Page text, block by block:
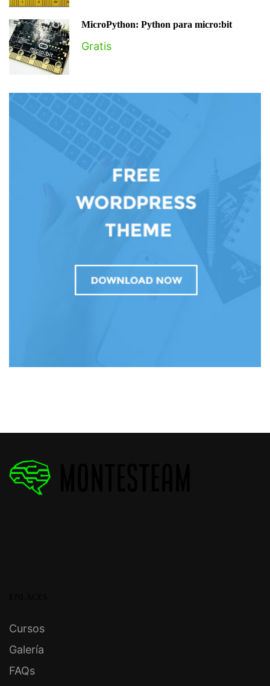
MicroPython: Python para micro:bit
Gratis
Cursos
Galería
FAQs